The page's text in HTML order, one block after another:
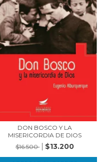
DON BOSCO Y LA
MISERICORDIA DE DIOS
$16.500
$13.200